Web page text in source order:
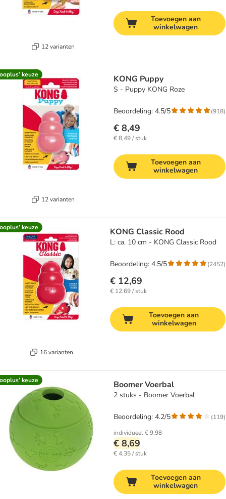
12 varianten
Toevoegen aan
winkelwagen
keuze
12 varianten
KONG Puppy
S - Puppy KONG Roze
€ 8,49
€ 8,49 / stuk
Beoordeling: 4.5/5 (918)
Toevoegen aan
winkelwagen
keuze
16 varianten
KONG Classic Rood
L: ca. 10 cm - KONG Classic Rood
€ 12,69
€ 12,69 / stuk
Beoordeling: 4.5/5 (2452)
Toevoegen aan
winkelwagen
keuze Boomer Voerbal
2 stuks - Boomer Voerbal
individueel€ 9,98
€ 8,69
€ 4,35 / stuk
Beoordeling: 4.2/5 (119)
Toevoegen aan
winkelwagen